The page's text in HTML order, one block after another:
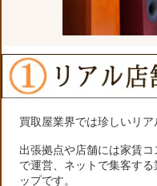
買取屋業界では珍しいリア
出張拠点や店舗には家賃
で運営、ネットで集客す
ップです。